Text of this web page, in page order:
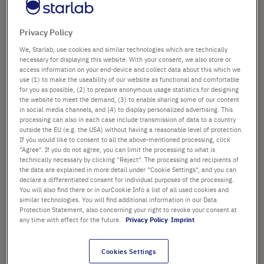
1article
TRIAGE
Par
Protection
Tout en produits Nitrile et Néoprène
gants
Privacy Policy
We, Starlab, use cookies and similar technologies which are technically
necessary for displaying this website. With your consent, we also store or
access information on your end-device and collect data about this which we
use (1) to make the useability of our website as functional and comfortable
for you as possible, (2) to prepare anonymous usage statistics for designing
the website to meet the demand, (3) to enable sharing some of our content
in social media channels, and (4) to display personalized advertising. This
processing can also in each case include transmission of data to a country
outside the EU (e.g. the USA) without having a reasonable level of protection.
If you would like to consent to all the above-mentioned processing, click
"Agree". If you do not agree, you can limit the processing to what is
technically necessary by clicking "Reject". The processing and recipients of
the data are explained in more detail under "Cookie Settings", and you can
declare a differentiated consent for individual purposes of the processing.
You will also find there or in ourCookie Info a list of all used cookies and
similar technologies. You will find additional information in our Data
Protection Statement, also concerning your right to revoke your consent at
any time with effect for the future.
Privacy Policy Imprint
Cookies Settings